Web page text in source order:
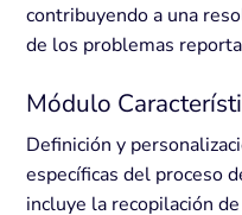
contribuyendo a una
de los problemas
Módulo
Definición y
específicas del proceso
incluye la recopilación